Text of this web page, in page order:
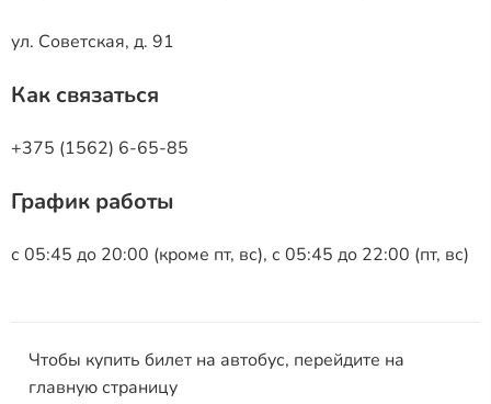
ул. Советская, д. 91
Как связаться
+375 (1562) 6-65-85
График работы
с 05:45 до 20:00 (кроме пт, вс), с 05:45 до 22:00 (пт, вс)
Чтобы купить билет на автобус, перейдите на
главную страницу